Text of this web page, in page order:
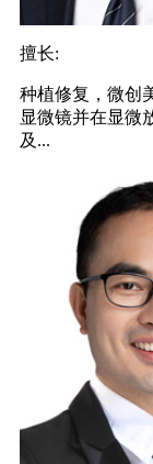
擅长:
种植修复，微创
显微镜并在显微
及...